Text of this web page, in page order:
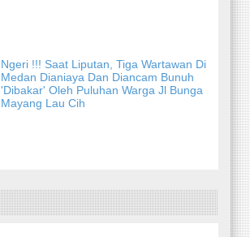
Ngeri !!! Saat Liputan, Tiga Wartawan Di
Medan Dianiaya Dan Diancam Bunuh
'Dibakar' Oleh Puluhan Warga Jl Bunga
Mayang Lau Cih